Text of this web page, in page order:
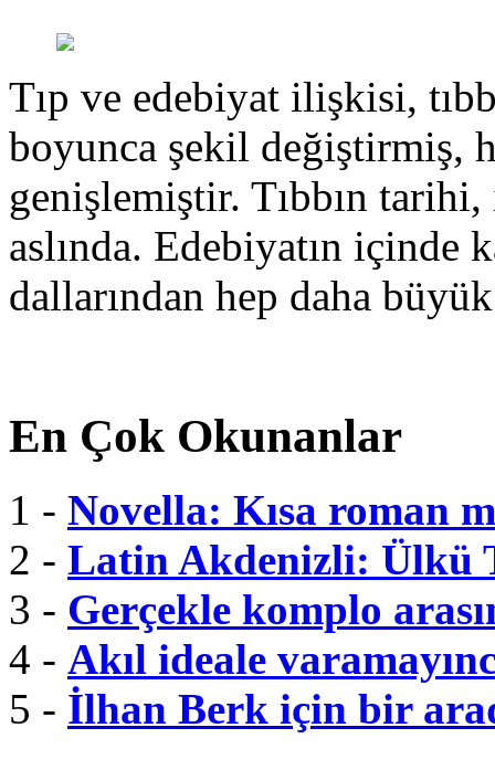
Tıp ve edebiyat ilişkisi,
boyunca şekil değiştirmiş,
genişlemiştir. Tıbbın
aslında. Edebiyatın içinde
dallarından hep daha
En Çok Okunanlar
1 - Novella: Kısa roman
2 - Latin Akdenizli: Ülkü
3 - Gerçekle komplo
4 - Akıl ideale
5 - İlhan Berk için bir